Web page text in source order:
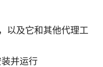
以及它和其他代理工
并运行